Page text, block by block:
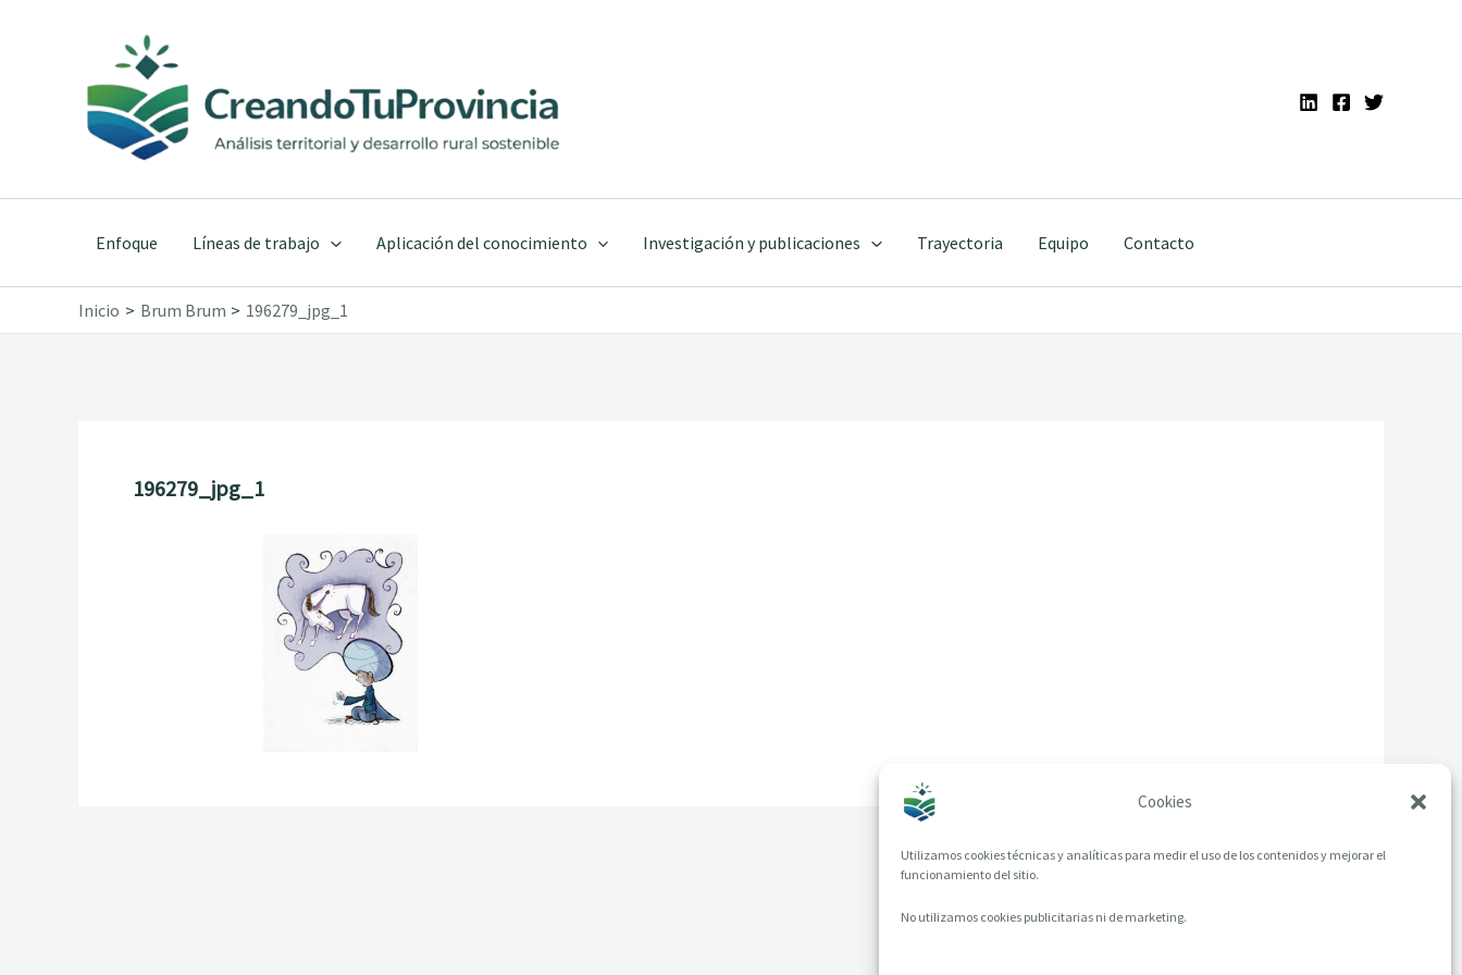
Cookies
Utilizamos cookies técnicas y analíticas para medir el uso de los contenidos y mejorar el
funcionamiento del sitio.
No utilizamos cookies publicitarias ni de marketing.
contenido
Enfoque Líneas de trabajo Aplicación del conocimiento Investigación y publicaciones Trayectoria Equipo Contacto
Inicio Brum Brum 196279_jpg_1
196279_jpg_1